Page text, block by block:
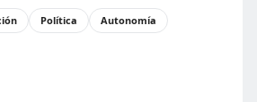
Política Autonomía